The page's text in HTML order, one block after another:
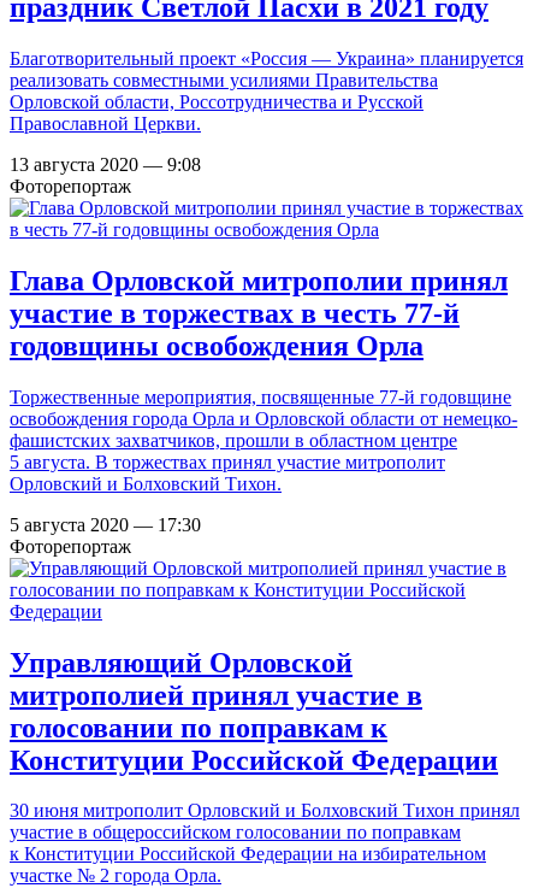
праздник Светлой Пасхи в 2021 году
Благотворительный проект «Россия — Украина» планируется
реализовать совместными усилиями Правительства
Орловской области, Россотрудничества и Русской
Православной Церкви.
13 августа 2020 — 9:08
Фоторепортаж
Глава Орловской митрополии принял
участие в торжествах в честь 77-й
годовщины освобождения Орла
Торжественные мероприятия, посвященные 77-й годовщине
освобождения города Орла и Орловской области от немецко-
фашистских захватчиков, прошли в областном центре
5 августа. В торжествах принял участие митрополит
Орловский и Болховский Тихон.
5 августа 2020 — 17:30
Фоторепортаж
Управляющий Орловской
митрополией принял участие в
голосовании по поправкам к
Конституции Российской Федерации
30 июня митрополит Орловский и Болховский Тихон принял
участие в общероссийском голосовании по поправкам
к Конституции Российской Федерации на избирательном
участке № 2 города Орла.